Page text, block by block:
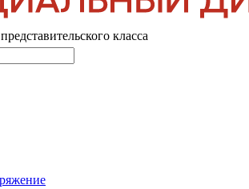
класса